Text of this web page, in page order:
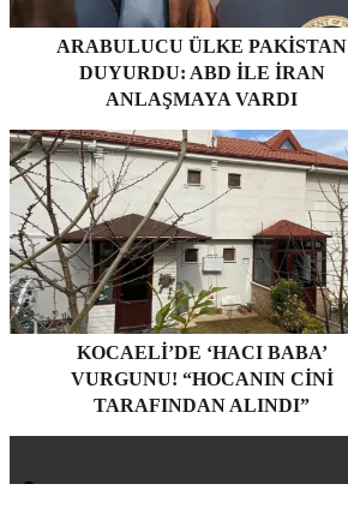
ARABULUCU ÜLKE PAKISTAN
DUYURDU: ABD ILE İRAN
ANLAŞMAYA VARDI
KOCAELI’DE ‘HACI BABA’
VURGUNU! “HOCANIN CINI
TARAFINDAN ALINDI”